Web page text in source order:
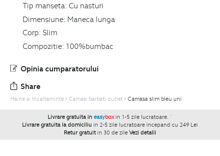
Tip manseta: Cu nasturi
Dimensiune: Maneca lunga
Corp: Slim
Compozitie: 100%bumbac
Opinia cumparatorului
Share
Haine si Incaltaminte Camasi barbati outlet Camasa slim bleu uni
Livrare gratuita in easybox in 1-5 zile lucratoare. `
Livrare gratuita la domiciliu in 2-5 zile lucratoare incepand cu 249 Lei
Retur gratuit in 30 de zile Vezi detalii